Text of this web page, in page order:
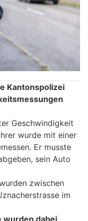
Kantonspolizei
Geschwindigkeit
wurde mit einer
Er musste
sein Auto
zwischen
im
wurden dabei